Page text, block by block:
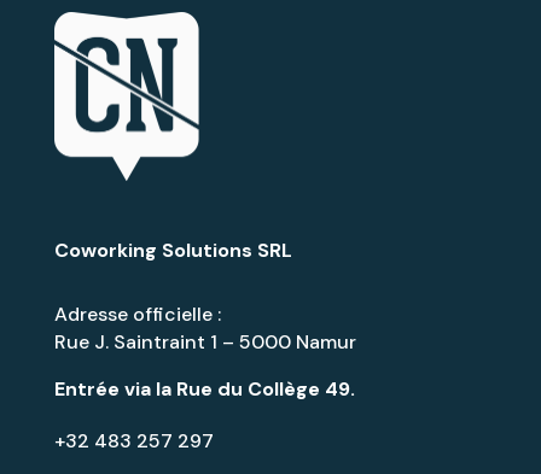
Coworking Solutions SRL
Adresse officielle :
Rue J. Saintraint 1 – 5000 Namur
Entrée via la Rue du Collège 49.
+32 483 257 297